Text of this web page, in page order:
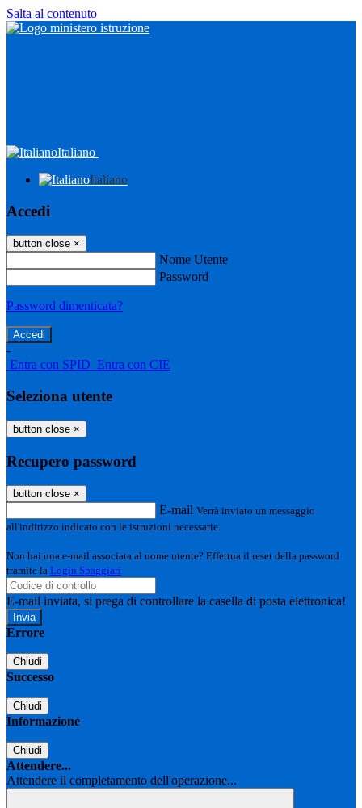
Salta al contenuto
Italiano
Italiano
Accedi
button close ×
Nome Utente
Password
Password dimenticata?
-
Entra con SPID Entra con CIE
Seleziona utente
button close ×
Recupero password
button close ×
E-mail Verrà inviato un messaggio
all'indirizzo indicato con le istruzioni necessarie.
Non hai una e-mail associata al nome utente? Effettua il reset della password
tramite la Login Spaggiari
E-mail inviata, si prega di controllare la casella di posta elettronica!
Errore
Chiudi
Successo
Chiudi
Informazione
Chiudi
Attendere...
Attendere il completamento dell'operazione...